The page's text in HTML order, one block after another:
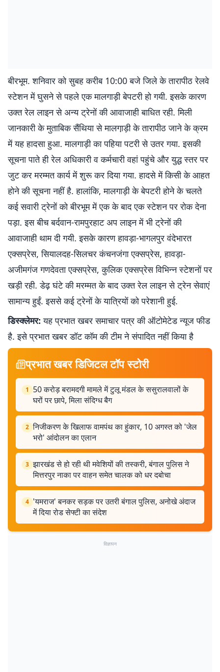
बीरभूम. शनिवार को सुबह करीब 10:00 बजे जिले के तारापीठ रेलवे
स्टेशन में घुसने से पहले एक मालगाड़ी बेपटरी हो गयी. इसके कारण
उक्त रेल लाइन से अन्य ट्रेनों की आवाजाही बाधित रही. मिली
जानकारी के मुताबिक सैंथिया से मालगा़ड़ी के तारापीठ जाने के क्रम
में यह हादसा हुआ. मालगाड़ी का पहिया पटरी से उतर गया. इसकी
सूचना पाते ही रेल अधिकारी व कर्मचारी वहां पहुंचे और युद्ध स्तर पर
जुट कर मरम्मत कार्य में शुरू कर दिया गया. हादसे में किसी के आहत
होने की सूचना नहीं है. हालांकि, मालगाड़ी के बेपटरी होने के चलते
कई सवारी ट्रेनों को बीरभूम में एक के बाद एक स्टेशन पर रोक देना
पड़ा. इस बीच बर्दवान-रामपुरहाट अप लाइन में भी ट्रेनों की
आवाजाही थाम दी गयी. इसके कारण हावड़ा-भागलपुर वंदेभारत
एक्सप्रेस, सियालदह-सिलचर कंचनजंगा एक्सप्रेस, हावड़ा-
अजीमगंज गणदेवता एक्सप्रेस, कुलिक एक्सप्रेस विभिन्न स्टेशनों पर
खड़ी रही. डेढ़ घंटे की मरम्मत के बाद उक्त रेल लाइन से ट्रेन सेवाएं
सामान्य हुईं. इससे कई ट्रेनों के यात्रियों को परेशानी हुई.
डिस्क्लेमर: यह प्रभात खबर समाचार पत्र की ऑटोमेटेड न्यूज फीड
है. इसे प्रभात खबर डॉट कॉम की टीम ने संपादित नहीं किया है
प्रभात खबर डिजिटल टॉप स्टोरी
1
50 करोड़ बरामदगी मामले में टुलू मंडल के ससुरालवालों के
घरों पर छापे, मिला संदिग्ध बैग
2 निजीकरण के खिलाफ वामपंथ का हुंकार, 10 अगस्त को 'जेल
भरो' आंदोलन का एलान
3 झारखंड से हो रही थी मवेशियों की तस्करी, बंगाल पुलिस ने
मित्तरपुर नाका पर वाहन समेत चालक को धर दबोचा
4 'यमराज' बनकर सड़क पर उतरी बंगाल पुलिस, अनोखे अंदाज
में दिया रोड सेफ्टी का संदेश
विज्ञापन